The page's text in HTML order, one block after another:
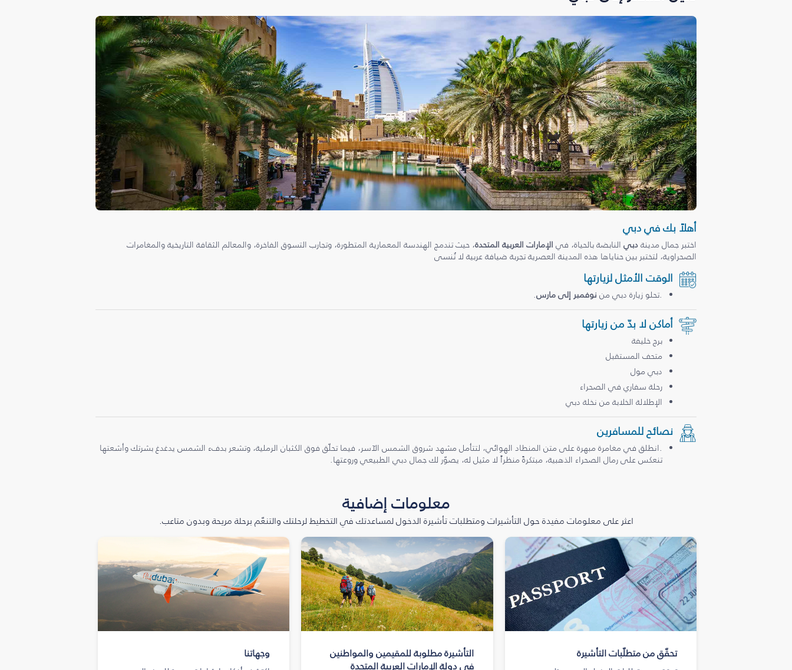
أهلاً بك في دبي
اختبر جمال مدينةدبي النابضة بالحياة، في الإمارات العربية المتحدة، حيث تندمج الهندسة المعمارية المتطورة، وتجارب التسوق الفاخرة، والمعالم الثقافة التاريخية والمغامرات
الصحراوية، لتختبر بين حناياها هذه المدينة العصرية تجربة ضيافة عربية لا تُنسى
الوقت الأمثل لزيارتها
.تحلو زيارة دبي من نوفمبر إلى مارس.
أماكن لا بدّ من زيارتها
برج خليفة
متحف المستقبل
دبي مول
رحلة سفاري في الصحراء
الإطلالة الخلابة من نخلة دبي
نصائح للمسافرين
.انطلق في مغامرة مبهرة على متن المنطاد الهوائي، لتتأمل مشهد شروق الشمس الآسر، فيما تحلّق فوق الكثبان الرملية، وتشعر بدفء الشمس يدغدغ بشرتك وأشعتها
تنعكس على رمال الصحراء الذهبية، مبتكرةً منظراً لا مثيل له، يصوّر لك جمال دبي الطبيعي وروعتها.
معلومات إضافية
اعثر على معلومات مفيدة حول التأشيرات ومتطلبات تأشيرة الدخول لمساعدتك في التخطيط لرحلتك والتنعّم برحلة مريحة وبدون متاعب.
تحقّق من متطلّبات التأشيرة
التأشيرة مطلوبة للمقيمين والمواطنين
في دولة الإمارات العربية المتحدة
وجهاتنا